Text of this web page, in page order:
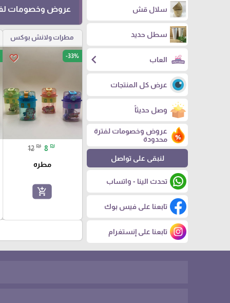
سلال قش
سطل حديد
العاب chevron_left
عرض كل المنتجات
وصل حديثاً
عروض وخصومات لفترة
محدودة
لنبقى على تواصل
تحدث الينا - واتساب
تابعنا على فيس بوك
تابعنا على إنستغرام
عروض وخصومات
مطرات ولانش بوكس
favorite_border -33%
12 ₪ 8 ₪
مطره
add_shopping_cart